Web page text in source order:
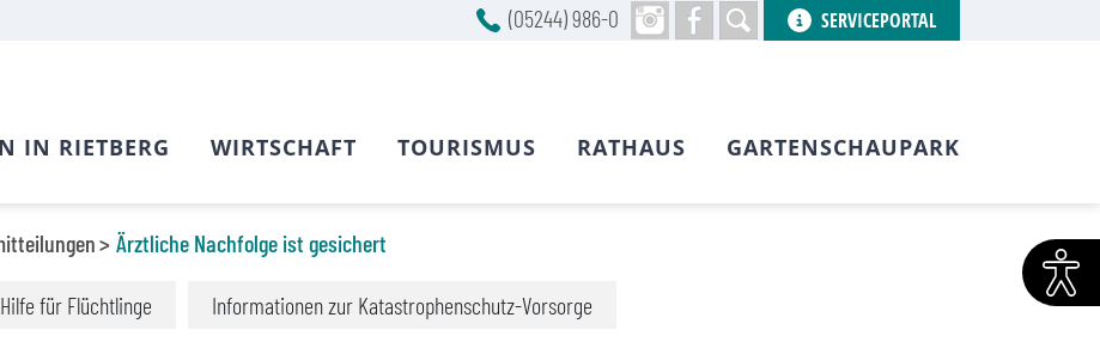
Ärztliche Nachfolge ist gesichert
Hilfe für Flüchtlinge Informationen zur Katastrophenschutz-Vorsorge
(05244) 986-0 SERVICEPORTAL
IN RIETBERG WIRTSCHAFT TOURISMUS RATHAUS GARTENSCHAUPARK